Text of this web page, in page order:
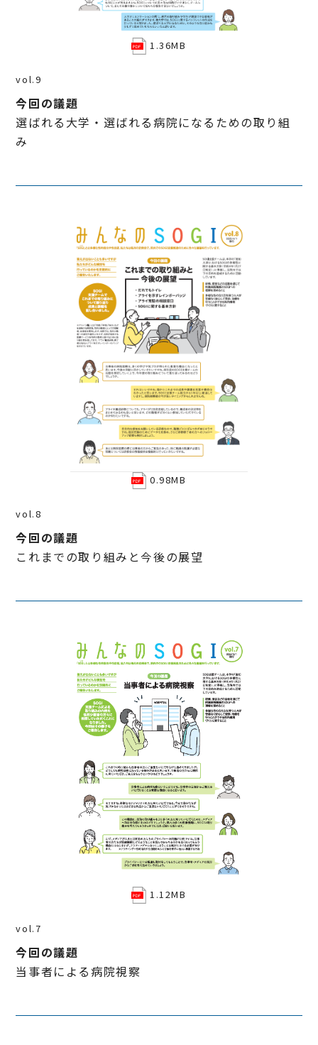
1.36MB
vol.9
今回の議題
選ばれる大学・選ばれる病院になるための取り組
み
0.98MB
vol.8
今回の議題
これまでの取り組みと今後の展望
1.12MB
vol.7
今回の議題
当事者による病院視察